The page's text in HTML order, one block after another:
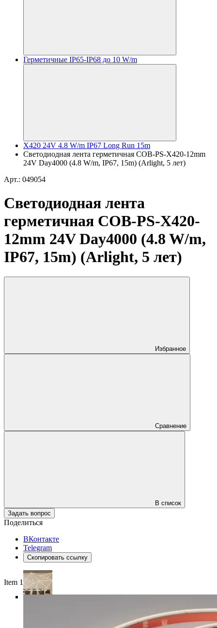
Герметичные IP65-IP68 до 10 W/m
X420 24V 4.8 W/m IP67 Long Run 15m
Светодиодная лента герметичная COB-PS-X420-12mm
24V Day4000 (4.8 W/m, IP67, 15m) (Arlight, 5 лет)
Арт.: 049054
Светодиодная лента
герметичная COB-PS-X420-
12mm 24V Day4000 (4.8 W/m,
IP67, 15m) (Arlight, 5 лет)
Избранное
Сравнение
В список
Задать вопрос
Поделиться
ВКонтакте
Telegram
Скопировать ссылку
Item 1 of 4